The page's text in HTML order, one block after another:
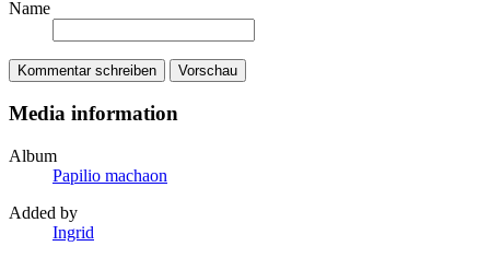
Name
Kommentar schreiben Vorschau
Media information
Album
Papilio machaon
Added by
Ingrid